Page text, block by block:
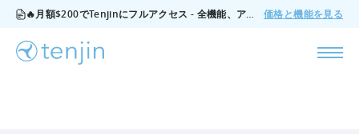
🔥月額$200でTenjinにフルアクセス - 全機能、アドオンなし、いつでもキャンセル可能。 価格と機能を見る